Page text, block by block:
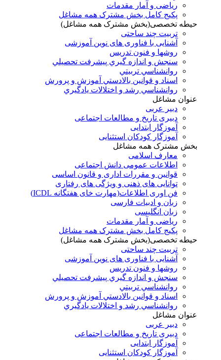
ریاضی و آمار مقدمات
پکیج کامل بخش مشترک همه مشاغل
حیطه تخصصی(بخش مشترک همه مشاغل)
تربیت چند ساحتی
آشنایی با فناوری های نوین آموزشی
روشها و فنون تدريس
سنجش و اندازه گيري پيشرفت تحصيلي
روانشناسي تربيتي
اسناد و قوانين بالادستي آموزش و پرورش
روانشناسي رشد و اختلالات يادگيري
عنوان مشاغل
دبير عربی
دبیری تاریخ و مطالعات اجتماعی
آموزگار ابتدایی
آموزگار کودکان استثنایی
بخش مشترک همه مشاغل
معارف اسلامی
اطلاعات عمومی دانش اجتماعی
قوانین و مقررات اداری و قانون اساسی
توانایی های ذهنی و ویژگی های رفتاری
فن اوری اطلاعات(مهارت خای هفتگانه ICDL)
زبان و ادبیات فارسی
زبان انگلیسی
ریاضی و آمار مقدمات
پکیج کامل بخش مشترک همه مشاغل
حیطه تخصصی(بخش مشترک همه مشاغل)
تربیت چند ساحتی
آشنایی با فناوری های نوین آموزشی
روشها و فنون تدريس
سنجش و اندازه گيري پيشرفت تحصيلي
روانشناسي تربيتي
اسناد و قوانين بالادستي آموزش و پرورش
روانشناسي رشد و اختلالات يادگيري
عنوان مشاغل
دبير عربی
دبیری تاریخ و مطالعات اجتماعی
آموزگار ابتدایی
آموزگار کودکان استثنایی